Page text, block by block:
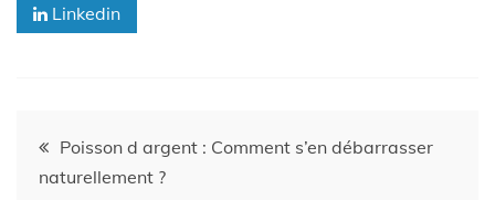
Linkedin
Poisson d argent : Comment s’en débarrasser
naturellement ?